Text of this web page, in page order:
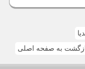
به صفحه اصلی